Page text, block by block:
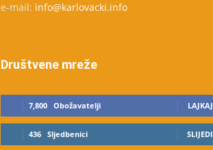
e-mail: info@karlovacki.info
Društvene mreže
7,800 Obožavatelji LAJKAJ
436 Sljedbenici SLIJEDI